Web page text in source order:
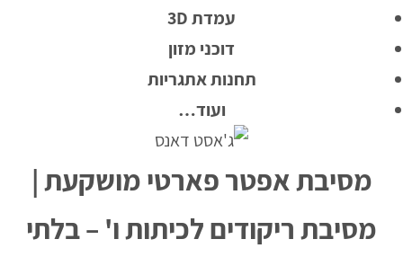
עמדת 3D
דוכני מזון
תחנות אתגריות
ועוד…
מסיבת אפטר פארטי מושקעת |
מסיבת ריקודים לכיתות ו' – בלתי